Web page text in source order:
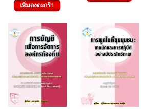
เพิ่มลงตะกร้า